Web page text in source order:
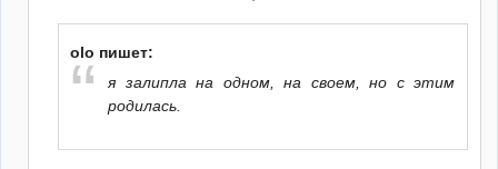
olo пишет:
я залипла на одном, на своем, но с этим
родилась.